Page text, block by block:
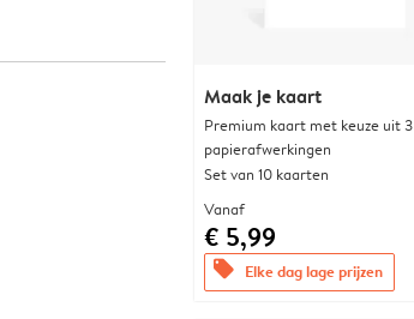
Maak je kaart
Premium kaart met keuze uit 3
papierafwerkingen
Set van 10 kaarten
Vanaf
€ 5,99
offers Elke dag lage prijzen